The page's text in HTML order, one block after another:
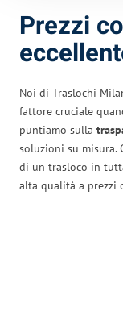
Prezzi
Noi di Traslochi
fattore cruciale
puntiamo sulla
soluzioni su misura.
di un trasloco in
alta qualità a prezzi